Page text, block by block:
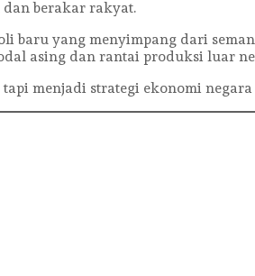
berakar rakyat.
yang menyimpang dari
asing dan rantai produksi luar
menjadi strategi ekonomi